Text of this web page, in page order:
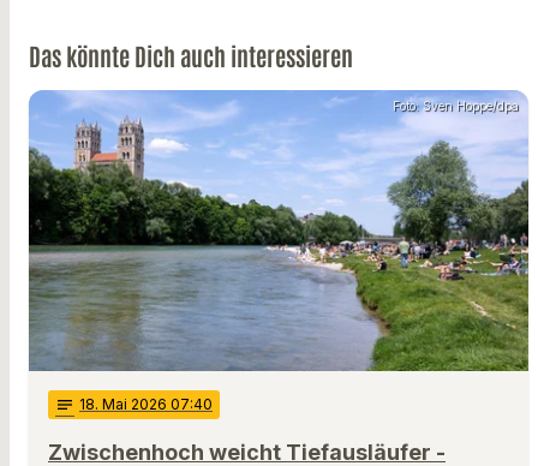
Das könnte Dich auch interessieren
Foto: Sven Hoppe/dpa
notes 18. Mai 2026 07:40
Zwischenhoch weicht Tiefausläufer -